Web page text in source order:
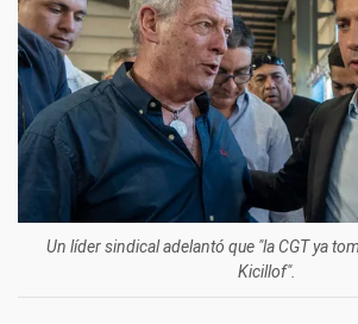
Un líder sindical adelantó que "la CGT ya
Kicillof".